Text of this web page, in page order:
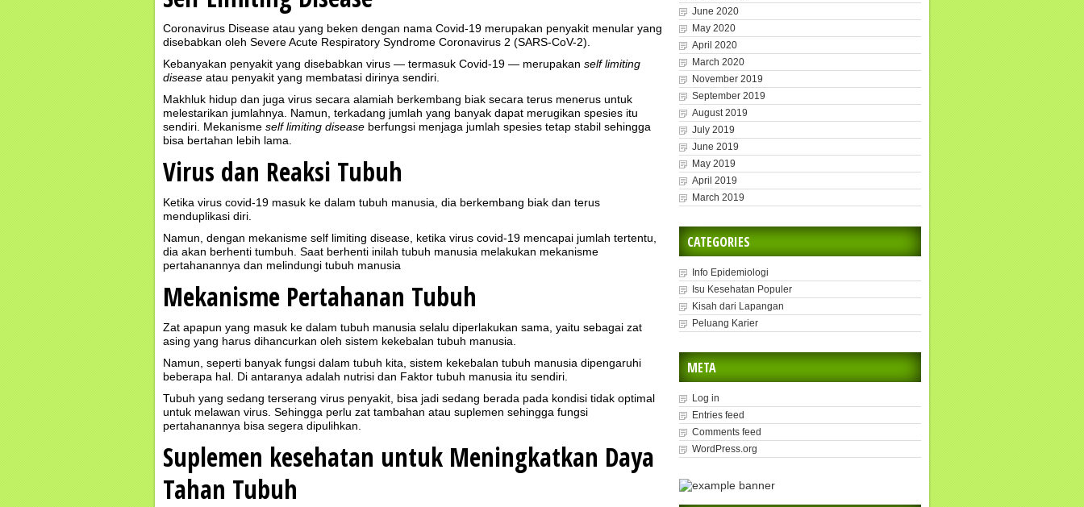
Coronavirus Disease atau yang beken dengan nama Covid-19 merupakan penyakit menular yang
disebabkan oleh Severe Acute Respiratory Syndrome Coronavirus 2 (SARS-CoV-2).
Kebanyakan penyakit yang disebabkan virus — termasuk Covid-19 — merupakan self limiting
disease atau penyakit yang membatasi dirinya sendiri.
Makhluk hidup dan juga virus secara alamiah berkembang biak secara terus menerus untuk
melestarikan jumlahnya. Namun, terkadang jumlah yang banyak dapat merugikan spesies itu
sendiri. Mekanisme self limiting disease berfungsi menjaga jumlah spesies tetap stabil sehingga
bisa bertahan lebih lama.
Virus dan Reaksi Tubuh
Ketika virus covid-19 masuk ke dalam tubuh manusia, dia berkembang biak dan terus
menduplikasi diri.
Namun, dengan mekanisme self limiting disease, ketika virus covid-19 mencapai jumlah tertentu,
dia akan berhenti tumbuh. Saat berhenti inilah tubuh manusia melakukan mekanisme
pertahanannya dan melindungi tubuh manusia
Mekanisme Pertahanan Tubuh
Zat apapun yang masuk ke dalam tubuh manusia selalu diperlakukan sama, yaitu sebagai zat
asing yang harus dihancurkan oleh sistem kekebalan tubuh manusia.
Namun, seperti banyak fungsi dalam tubuh kita, sistem kekebalan tubuh manusia dipengaruhi
beberapa hal. Di antaranya adalah nutrisi dan Faktor tubuh manusia itu sendiri.
Tubuh yang sedang terserang virus penyakit, bisa jadi sedang berada pada kondisi tidak optimal
untuk melawan virus. Sehingga perlu zat tambahan atau suplemen sehingga fungsi
pertahanannya bisa segera dipulihkan.
Suplemen kesehatan untuk Meningkatkan Daya
Tahan Tubuh
June 2020
May 2020
April 2020
March 2020
November 2019
September 2019
August 2019
July 2019
June 2019
May 2019
April 2019
March 2019
CATEGORIES
Info Epidemiologi
Isu Kesehatan Populer
Kisah dari Lapangan
Peluang Karier
META
Log in
Entries feed
Comments feed
WordPress.org